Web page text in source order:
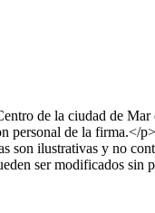
de la ciudad de
personal de la
ilustrativas y no
ser modificados sin